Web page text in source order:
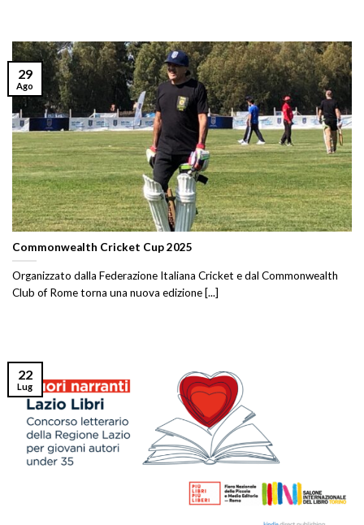
Commonwealth Cricket Cup 2025
Organizzato dalla Federazione Italiana Cricket e dal Commonwealth
Club of Rome torna una nuova edizione [...]
29
Ago
22
Lug